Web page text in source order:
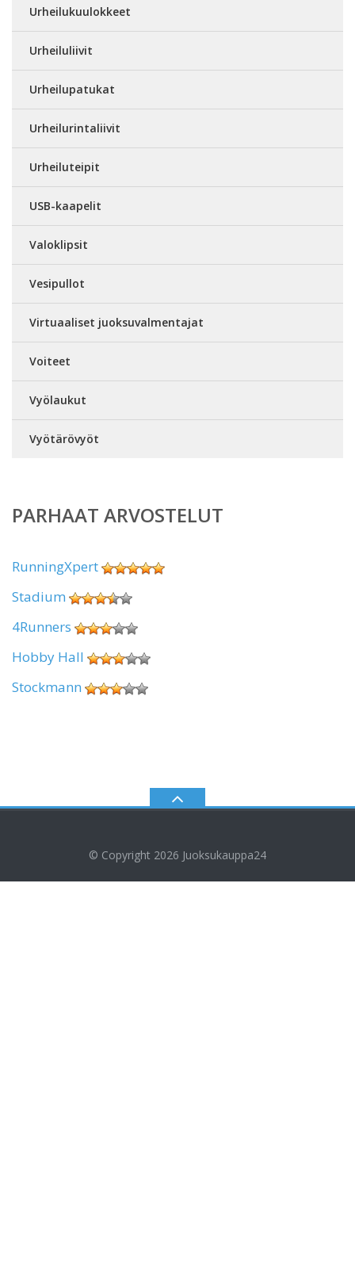
Urheilukuulokkeet
Urheiluliivit
Urheilupatukat
Urheilurintaliivit
Urheiluteipit
USB-kaapelit
Valoklipsit
Vesipullot
Virtuaaliset juoksuvalmentajat
Voiteet
Vyölaukut
Vyötärövyöt
PARHAAT ARVOSTELUT
RunningXpert
Stadium
4Runners
Hobby Hall
Stockmann
© Copyright 2026 Juoksukauppa24